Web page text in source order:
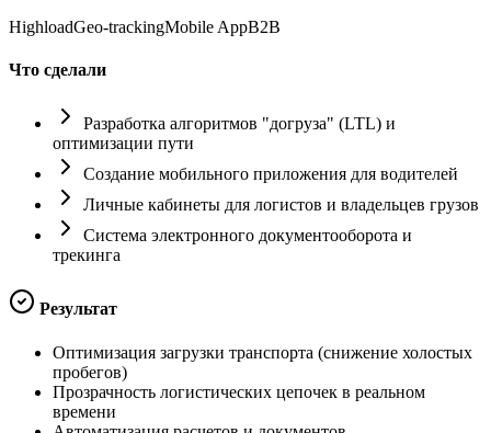
HighloadGeo-trackingMobile AppB2B
Что сделали
Разработка алгоритмов "догруза" (LTL) и
оптимизации пути
Создание мобильного приложения для водителей
Личные кабинеты для логистов и владельцев грузов
Система электронного документооборота и
трекинга
Результат
Оптимизация загрузки транспорта (снижение холостых
пробегов)
Прозрачность логистических цепочек в реальном
времени